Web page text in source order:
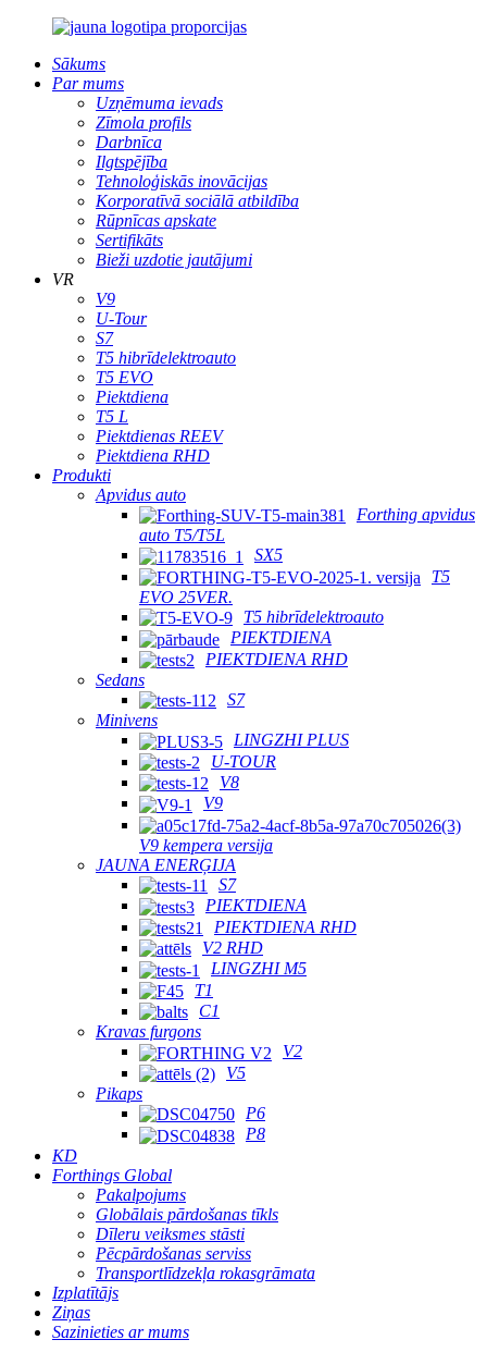
Sākums
Par mums
Uzņēmuma ievads
Zīmola profils
Darbnīca
Ilgtspējība
Tehnoloģiskās inovācijas
Korporatīvā sociālā atbildība
Rūpnīcas apskate
Sertifikāts
Bieži uzdotie jautājumi
VR
V9
U-Tour
S7
T5 hibrīdelektroauto
T5 EVO
Piektdiena
T5 L
Piektdienas REEV
Piektdiena RHD
Produkti
Apvidus auto
Forthing apvidus
auto T5/T5L
SX5
T5
EVO 25VER.
T5 hibrīdelektroauto
PIEKTDIENA
PIEKTDIENA RHD
Sedans
S7
Minivens
LINGZHI PLUS
U-TOUR
V8
V9
V9 kempera versija
JAUNA ENERĢIJA
S7
PIEKTDIENA
PIEKTDIENA RHD
V2 RHD
LINGZHI M5
T1
C1
Kravas furgons
V2
V5
Pikaps
P6
P8
KD
Forthings Global
Pakalpojums
Globālais pārdošanas tīkls
Dīleru veiksmes stāsti
Pēcpārdošanas serviss
Transportlīdzekļa rokasgrāmata
Izplatītājs
Ziņas
Sazinieties ar mums